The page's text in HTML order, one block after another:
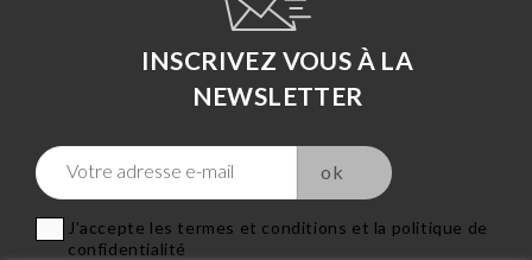
INSCRIVEZ VOUS À LA
NEWSLETTER
J'accepte les termes et conditions et la politique de
confidentialité